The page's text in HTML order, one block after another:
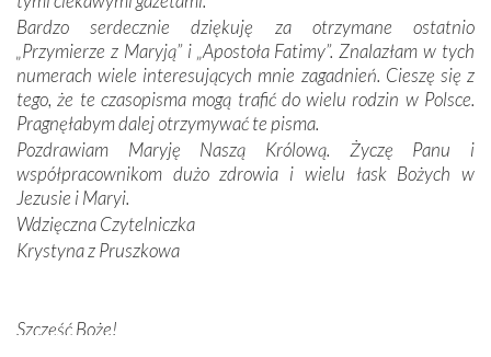
Opatrzności. Wierność przynosi pomyślność –
przynajmniej w życiu duchowym. Odstępstwo owocuje
nieszczęściem i śmiercią. Te uniwersalne prawdy
przychodziły na myśl, gdy słuchaliśmy opowieści
przewodników o portugalskich monarchach i wodzach,
zwycięskich bitwach i nieszczęśliwych losach grzesznych
kochanków.
Byli tym razem pośród Apostołów Fatimy reprezentanci
każdego spośród żyjących pokoleń. Najmłodszy uczestnik
liczył sobie 13 lat, zaś senior, pan Zdzisław – już 94.
Bardzo serdecznie dziękuję za otrzymane ostatnio
„Przymierze z Maryją” i „Apostoła Fatimy”. Znalazłam w tych
numerach wiele interesujących mnie zagadnień. Cieszę się z
tego, że te czasopisma mogą trafić do wielu rodzin w Polsce.
Pragnęłabym dalej otrzymywać te pisma.
Pozdrawiam Maryję Naszą Królową. Życzę Panu i
współpracownikom dużo zdrowia i wielu łask Bożych w
Jezusie i Maryi.
Wdzięczna Czytelniczka
Krystyna z Pruszkowa
Szczęść Boże!